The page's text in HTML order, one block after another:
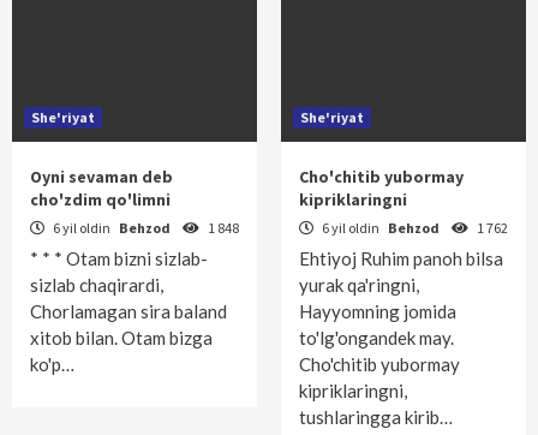
She'riyat
Oyni sevaman deb
cho'zdim qo'limni
6 yil oldin Behzod 1 848
* * * Otam bizni sizlab-
sizlab chaqirardi,
Chorlamagan sira baland
xitob bilan. Otam bizga
ko'p…
She'riyat
Cho'chitib yubormay
kipriklaringni
6 yil oldin Behzod 1 762
Ehtiyoj Ruhim panoh bilsa
yurak qa'ringni,
Hayyomning jomida
to'lg'ongandek may.
Cho'chitib yubormay
kipriklaringni,
tushlaringga kirib…